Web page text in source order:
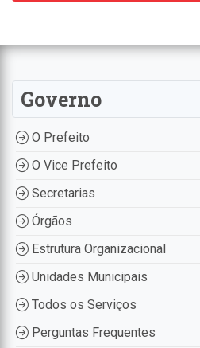
Governo
O Prefeito
O Vice Prefeito
Secretarias
Órgãos
Estrutura Organizacional
Unidades Municipais
Todos os Serviços
Perguntas Frequentes